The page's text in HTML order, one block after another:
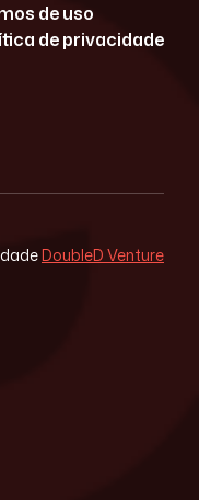
de uso
de privacidade
DoubleD Venture